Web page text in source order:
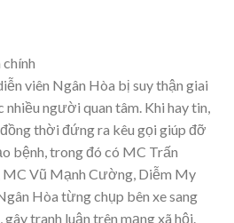
viên Ngân Hòa bị suy thận giai
người quan tâm. Khi hay tin,
thời đứng ra kêu gọi giúp đỡ
bệnh, trong đó có MC Trấn
MC Vũ Mạnh Cường, Diễm My
Hòa từng chụp bên xe sang
tranh luận trên mạng xã hội.